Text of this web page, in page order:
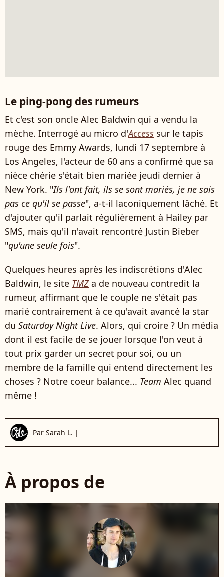
Le ping-pong des rumeurs
Et c'est son oncle Alec Baldwin qui a vendu la
mèche. Interrogé au micro d'Access sur le tapis
rouge des Emmy Awards, lundi 17 septembre à
Los Angeles, l'acteur de 60 ans a confirmé que sa
nièce chérie s'était bien mariée jeudi dernier à
New York. "Ils l'ont fait, ils se sont mariés, je ne sais
pas ce qu'il se passe", a-t-il laconiquement lâché. Et
d'ajouter qu'il parlait régulièrement à Hailey par
SMS, mais qu'il n'avait rencontré Justin Bieber
"qu'une seule fois".
Quelques heures après les indiscrétions d'Alec
Baldwin, le site TMZ a de nouveau contredit la
rumeur, affirmant que le couple ne s'était pas
marié contrairement à ce qu'avait avancé la star
du Saturday Night Live. Alors, qui croire ? Un média
dont il est facile de se jouer lorsque l'on veut à
tout prix garder un secret pour soi, ou un
membre de la famille qui entend directement les
choses ? Notre coeur balance... Team Alec quand
même !
Par Sarah L. |
À propos de